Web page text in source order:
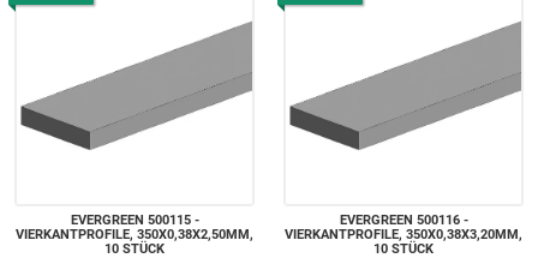
EVERGREEN 500115 -
VIERKANTPROFILE, 350X0,38X2,50MM,
10 STÜCK
EVERGREEN 500116 -
VIERKANTPROFILE, 350X0,38X3,20MM,
10 STÜCK